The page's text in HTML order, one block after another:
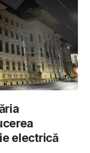
electrică